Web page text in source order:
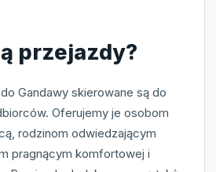
przejazdy?
Gandawy skierowane są do
Oferujemy je osobom
rodzinom odwiedzającym
pragnącym komfortowej i